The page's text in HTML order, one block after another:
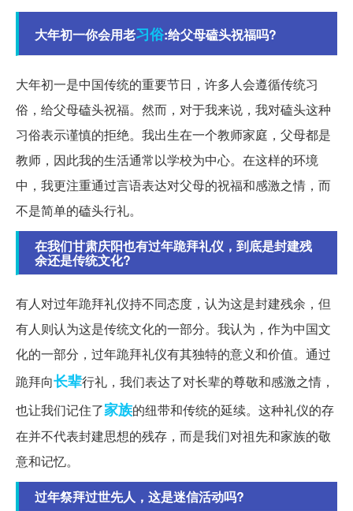
大年初一你会用老习俗:给父母磕头祝福吗?
大年初一是中国传统的重要节日，许多人会遵循传统习
俗，给父母磕头祝福。然而，对于我来说，我对磕头这种
习俗表示谨慎的拒绝。我出生在一个教师家庭，父母都是
教师，因此我的生活通常以学校为中心。在这样的环境
中，我更注重通过言语表达对父母的祝福和感激之情，而
不是简单的磕头行礼。
在我们甘肃庆阳也有过年跪拜礼仪，到底是封建残
余还是传统文化?
有人对过年跪拜礼仪持不同态度，认为这是封建残余，但
有人则认为这是传统文化的一部分。我认为，作为中国文
化的一部分，过年跪拜礼仪有其独特的意义和价值。通过
跪拜向长辈行礼，我们表达了对长辈的尊敬和感激之情，
也让我们记住了家族的纽带和传统的延续。这种礼仪的存
在并不代表封建思想的残存，而是我们对祖先和家族的敬
意和记忆。
过年祭拜过世先人，这是迷信活动吗?